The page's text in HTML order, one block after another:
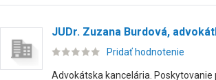
JUDr. Zuzana Burdová,
Pridať hodnotenie
Advokátska kancelária. Poskytovanie